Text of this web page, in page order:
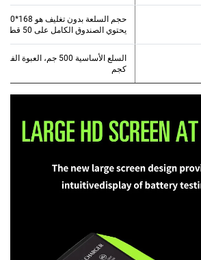
يحتوي الصندوق الكامل على 50 قطعة بأبعاد 625*485*355 مم
كجم